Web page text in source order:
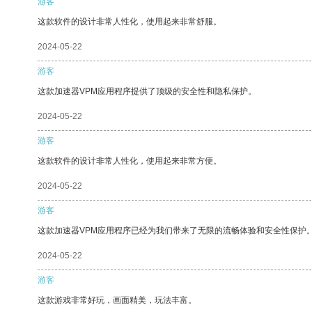
这款软件的设计非常人性化，使用起来非常舒服。
2024-05-22
游客
这款加速器VPM应用程序提供了顶级的安全性和隐私保护。
2024-05-22
游客
这款软件的设计非常人性化，使用起来非常方便。
2024-05-22
游客
这款加速器VPM应用程序已经为我们带来了无限的流畅体验和安全性保护
2024-05-22
游客
这款游戏非常好玩，画面精美，玩法丰富。